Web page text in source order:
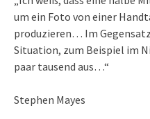
um ein Foto von einer
produzieren… Im
Situation, zum Beispiel im
paar tausend aus…“
Stephen Mayes